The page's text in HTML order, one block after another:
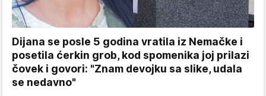
Dijana se posle 5 godina vratila iz Nemačke i
posetila ćerkin grob, kod spomenika joj prilazi
čovek i govori: "Znam devojku sa slike, udala
se nedavno"